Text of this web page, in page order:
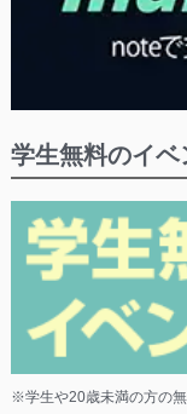
学生無料のイベ
※学生や20歳未満の方の